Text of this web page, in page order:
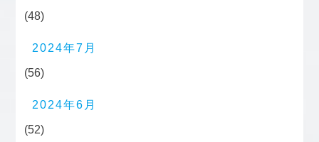
(48)
2024年7月
(56)
2024年6月
(52)